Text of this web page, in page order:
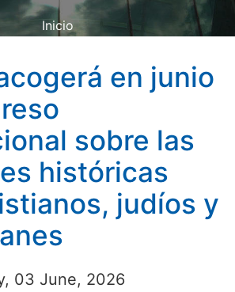
Inicio
históricas entre cristianos, judíos
y musulmanes
en junio
sobre las
históricas
judíos y
03 June, 2026